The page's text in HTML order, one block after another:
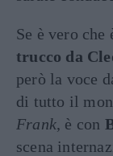
Se è vero
trucco da
però la voce
di tutto il
Frank, è con
scena